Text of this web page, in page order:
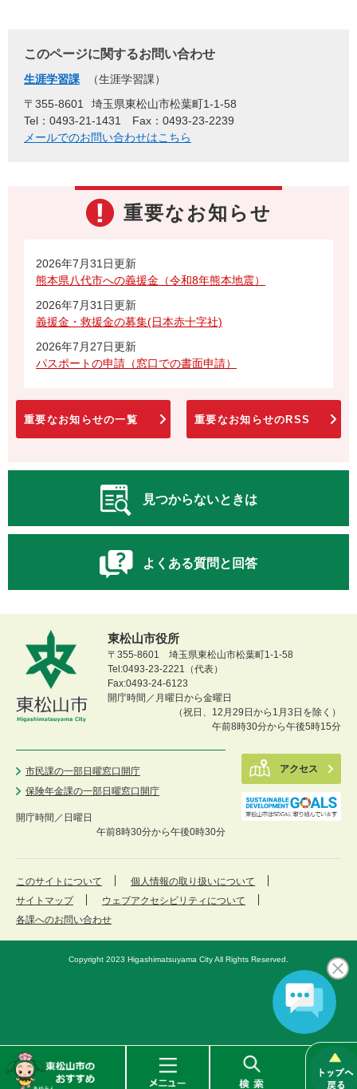
松
このページに関するお問い合わせ
生涯学習課
生涯学習課
〒355-8601
埼玉県東松山市松葉町1-1-58
Tel：0493-21-1431
Fax：0493-23-2239
メールでのお問い合わせはこちら
重要なお知らせ
2026年7月31日更新
熊本県八代市への義援金（令和8年熊本地震）
2026年7月31日更新
義援金・救援金の募集(日本赤十字社)
2026年7月27日更新
パスポートの申請（窓口での書面申請）
重要なお知らせの一覧 重要なお知らせのRSS
見つからないときは
よくある質問と回答
東松山市役所
〒355-8601 埼玉県東松山市松葉町1-1-58
Tel:0493-23-2221（代表）
Fax:0493-24-6123
開庁時間／月曜日から金曜日
（祝日、12月29日から1月3日を除く）
午前8時30分から午後5時15分
市民課の一部日曜窓口開庁
保険年金課の一部日曜窓口開庁
開庁時間／ 日曜日
午前8時30分から午後0時30分
アクセス
このサイトについて
個人情報の取り扱いについて
サイトマップ
ウェブアクセシビリティについて
各課へのお問い合わせ
Copyright 2023 Higashimatsuyama City All Rights Reserved.